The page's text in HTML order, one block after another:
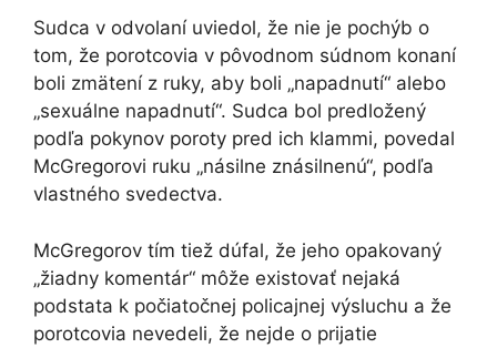
Sudca v odvolaní uviedol, že nie je pochýb o
tom, že porotcovia v pôvodnom súdnom konaní
boli zmätení z ruky, aby boli „napadnutí“ alebo
„sexuálne napadnutí“. Sudca bol predložený
podľa pokynov poroty pred ich klammi, povedal
McGregorovi ruku „násilne znásilnenú“, podľa
vlastného svedectva.
McGregorov tím tiež dúfal, že jeho opakovaný
„žiadny komentár“ môže existovať nejaká
podstata k počiatočnej policajnej výsluchu a že
porotcovia nevedeli, že nejde o prijatie